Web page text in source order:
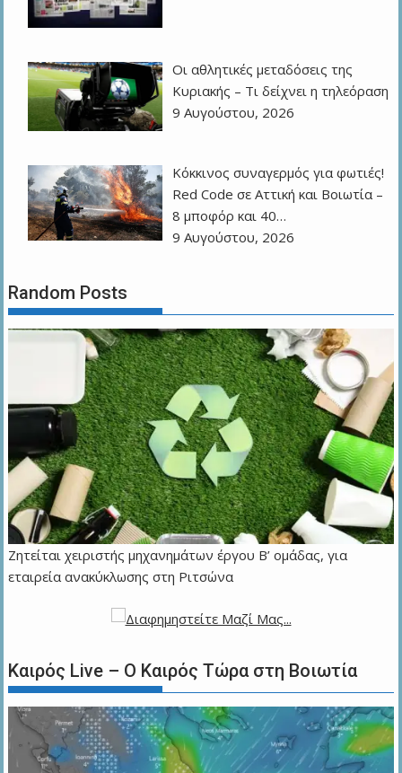
Οι αθλητικές μεταδόσεις της
Κυριακής – Τι δείχνει η τηλεόραση
9 Αυγούστου, 2026
Κόκκινος συναγερμός για φωτιές!
Red Code σε Αττική και Βοιωτία –
8 μποφόρ και 40…
9 Αυγούστου, 2026
Random Posts
Ζητείται χειριστής μηχανημάτων έργου Β’ ομάδας, για
εταιρεία ανακύκλωσης στη Ριτσώνα
Καιρός Live – Ο Καιρός Τώρα στη Βοιωτία